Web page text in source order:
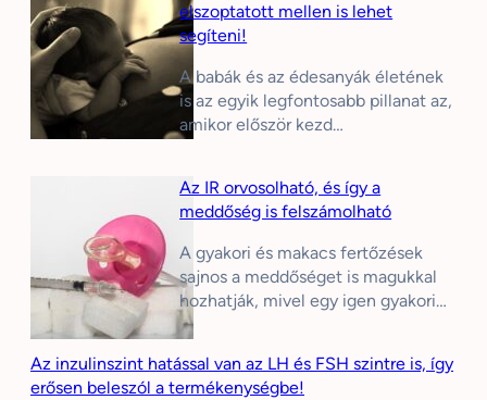
elszoptatott mellen is lehet
segíteni!
A babák és az édesanyák életének
is az egyik legfontosabb pillanat az,
amikor először kezd…
Az IR orvosolható, és így a
meddőség is felszámolható
A gyakori és makacs fertőzések
sajnos a meddőséget is magukkal
hozhatják, mivel egy igen gyakori…
Az inzulinszint hatással van az LH és FSH szintre is, így
erősen beleszól a termékenységbe!